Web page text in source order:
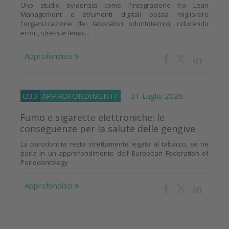
Uno studio evidenzia come l'integrazione tra Lean
Management e strumenti digitali possa migliorare
l'organizzazione dei laboratori odontotecnici, riducendo
errori, stress e tempi...
Approfondisci
O33 APPROFONDIMENTI 31 Luglio 2026
Fumo e sigarette elettroniche: le
conseguenze per la salute delle gengive
La parodontite resta strettamente legata al tabacco, se ne
parla in un approfondimento dell’ European Federation of
Periodontology
Approfondisci